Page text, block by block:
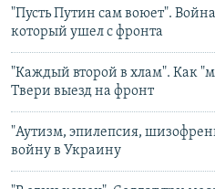
"Пусть Путин сам воюет".
который ушел с фронта
"Каждый второй в хлам". Как
Твери выезд на фронт
"Аутизм, эпилепсия,
войну в Украину